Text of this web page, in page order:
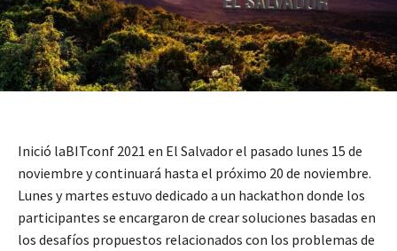
Inició laBITconf 2021 en El Salvador el pasado lunes 15 de
noviembre y continuará hasta el próximo 20 de noviembre.
Lunes y martes estuvo dedicado a un hackathon donde los
participantes se encargaron de crear soluciones basadas en
los desafíos propuestos relacionados con los problemas de